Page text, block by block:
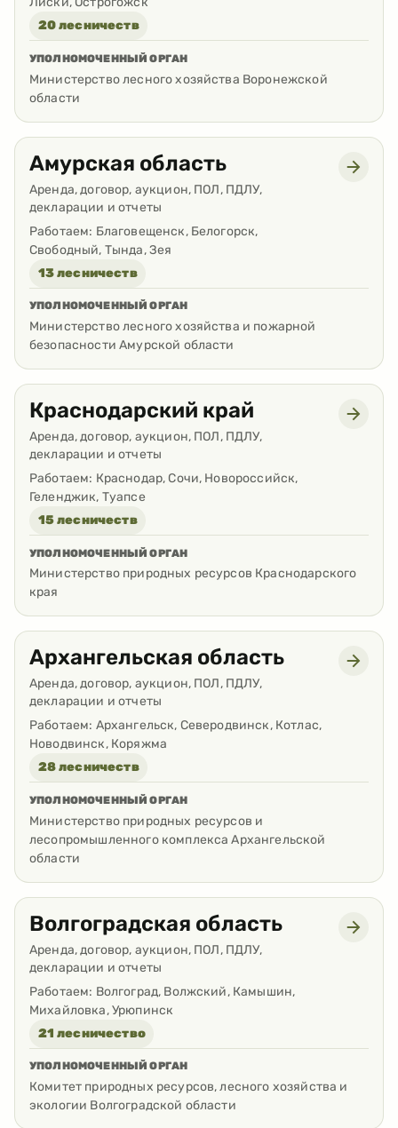
20 лесничеств
УПОЛНОМОЧЕННЫЙ ОРГАН
Министерство лесного хозяйства Воронежской
области
Амурская область
Аренда, договор, аукцион, ПОЛ, ПДЛУ,
декларации и отчеты
Работаем: Благовещенск, Белогорск,
Свободный, Тында, Зея
13 лесничеств
УПОЛНОМОЧЕННЫЙ ОРГАН
Министерство лесного хозяйства и пожарной
безопасности Амурской области
Краснодарский край
Аренда, договор, аукцион, ПОЛ, ПДЛУ,
декларации и отчеты
Работаем: Краснодар, Сочи, Новороссийск,
Геленджик, Туапсе
15 лесничеств
УПОЛНОМОЧЕННЫЙ ОРГАН
Министерство природных ресурсов Краснодарского
края
Архангельская область
Аренда, договор, аукцион, ПОЛ, ПДЛУ,
декларации и отчеты
Работаем: Архангельск, Северодвинск, Котлас,
Новодвинск, Коряжма
28 лесничеств
УПОЛНОМОЧЕННЫЙ ОРГАН
Министерство природных ресурсов и
лесопромышленного комплекса Архангельской
области
Волгоградская область
Аренда, договор, аукцион, ПОЛ, ПДЛУ,
декларации и отчеты
Работаем: Волгоград, Волжский, Камышин,
Михайловка, Урюпинск
21 лесничество
УПОЛНОМОЧЕННЫЙ ОРГАН
Комитет природных ресурсов, лесного хозяйства и
экологии Волгоградской области